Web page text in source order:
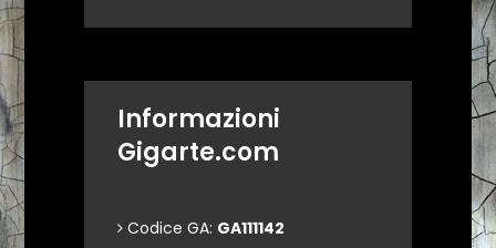
Informazioni
Gigarte.com
Codice GA: GA111142